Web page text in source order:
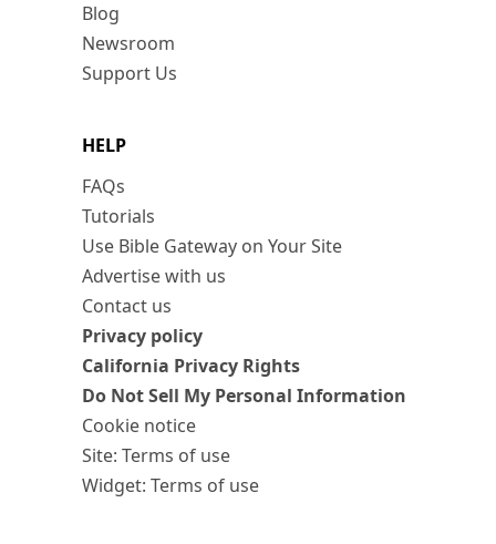
Blog
Newsroom
Support Us
HELP
FAQs
Tutorials
Use Bible Gateway on Your Site
Advertise with us
Contact us
Privacy policy
California Privacy Rights
Do Not Sell My Personal Information
Cookie notice
Site: Terms of use
Widget: Terms of use